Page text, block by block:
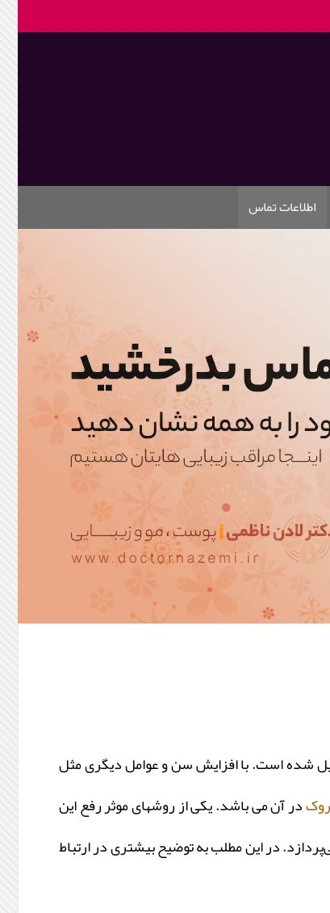
اطلاعات تماس
شده است. با افزایش سن و عوامل دیگری مثل
در آن می باشد. یکی از روشهای موثر رفع این
در این مطلب به توضیح بیشتری در ارتباط